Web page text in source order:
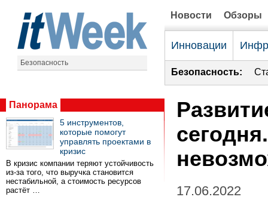
Безопасность
Новости Обзоры
Инновации
Безопасность:
Панорама
5 инструментов,
которые помогут
управлять проектами в
кризис
В кризис компании теряют устойчивость
из-за того, что выручка становится
нестабильной, а стоимость ресурсов
растёт …
17.06.2022